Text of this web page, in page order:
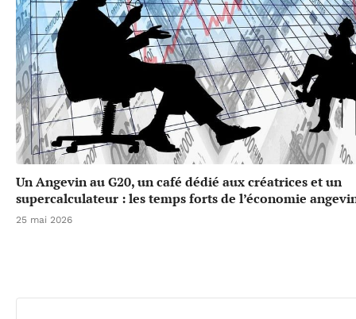
Un Angevin au G20, un café dédié aux créatrices et un
supercalculateur : les temps forts de l’économie
25 mai 2026